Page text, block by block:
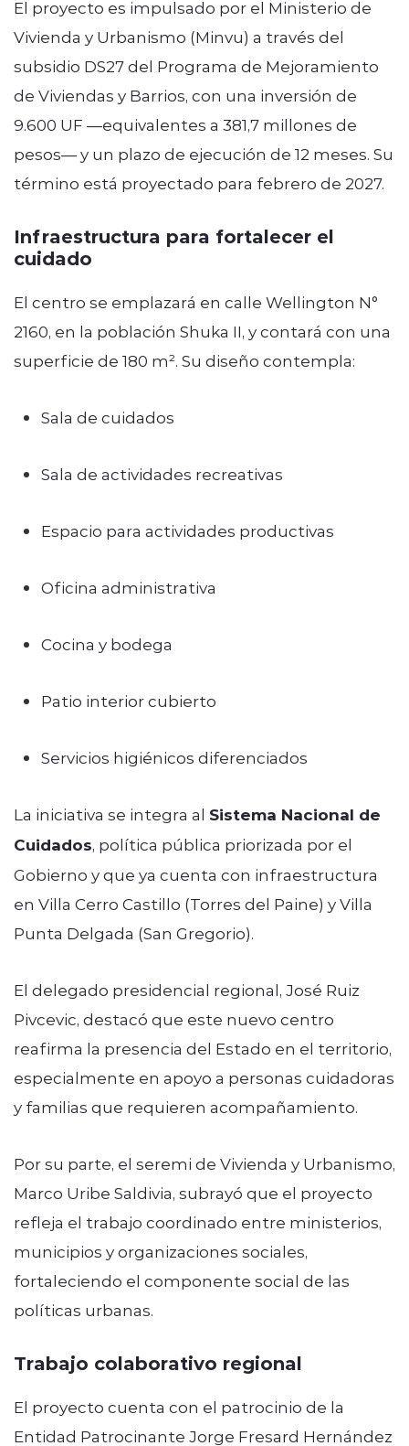
El proyecto es impulsado por el Ministerio de
Vivienda y Urbanismo (Minvu) a través del
subsidio DS27 del Programa de Mejoramiento
de Viviendas y Barrios, con una inversión de
9.600 UF —equivalentes a 381,7 millones de
pesos— y un plazo de ejecución de 12 meses. Su
término está proyectado para febrero de 2027.
Infraestructura para fortalecer el
cuidado
El centro se emplazará en calle Wellington N°
2160, en la población Shuka II, y contará con una
superficie de 180 m². Su diseño contempla:
Sala de cuidados
Sala de actividades recreativas
Espacio para actividades productivas
Oficina administrativa
Cocina y bodega
Patio interior cubierto
Servicios higiénicos diferenciados
La iniciativa se integra al Sistema Nacional de
Cuidados, política pública priorizada por el
Gobierno y que ya cuenta con infraestructura
en Villa Cerro Castillo (Torres del Paine) y Villa
Punta Delgada (San Gregorio).
El delegado presidencial regional, José Ruiz
Pivcevic, destacó que este nuevo centro
reafirma la presencia del Estado en el territorio,
especialmente en apoyo a personas cuidadoras
y familias que requieren acompañamiento.
Por su parte, el seremi de Vivienda y Urbanismo,
Marco Uribe Saldivia, subrayó que el proyecto
refleja el trabajo coordinado entre ministerios,
municipios y organizaciones sociales,
fortaleciendo el componente social de las
políticas urbanas.
Trabajo colaborativo regional
El proyecto cuenta con el patrocinio de la
Entidad Patrocinante Jorge Fresard Hernández